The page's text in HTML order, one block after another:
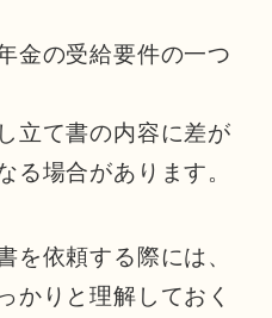
金の受給要件の一つ
立て書の内容に差が
る場合があります。
を依頼する際には、
かりと理解しておく